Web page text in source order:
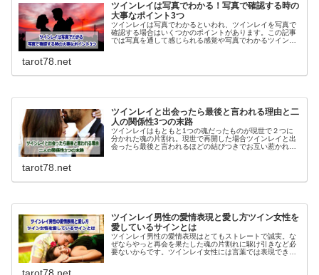
ツインレイは写真でわかる！写真で確認する時の
大事なポイント3つ
ツインレイは写真でわかるといわれ、ツインレイを写真で
確認する場合はいくつかのポイントがあります。この記事
では写真を通して感じられる感覚や写真でわかるツインレ
tarot78.net
ツインレイと出会ったら最後と言われる理由と二
人の関係性3つの末路
ツインレイはもともと1つの魂だったものが現世で２つに
分かれた魂の片割れ。現世で再開した場合ツインレイと出
会ったら最後と言われるほどの結びつきでお互い惹かれあ
tarot78.net
ツインレイ男性の愛情表現と愛し方ツイン女性を
愛しているサインとは
ツインレイ男性の愛情表現はとてもストレートで誠実。な
ぜならやっと再会を果たした魂の片割れに駆け引きなど必
要ないからです。ツインレイ女性には言葉では表現できな